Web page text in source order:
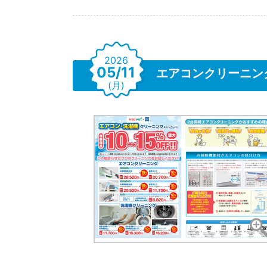
エアコンクリーニ
2026
05/11
(月)